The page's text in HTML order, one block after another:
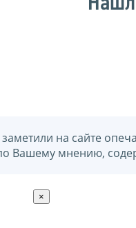
на сайте
Вашему мнению,
×